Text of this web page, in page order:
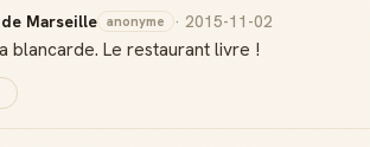
de Marseille anonyme · 2015-11-02
blancarde. Le restaurant livre !